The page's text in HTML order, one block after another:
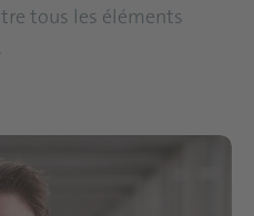
tous les éléments